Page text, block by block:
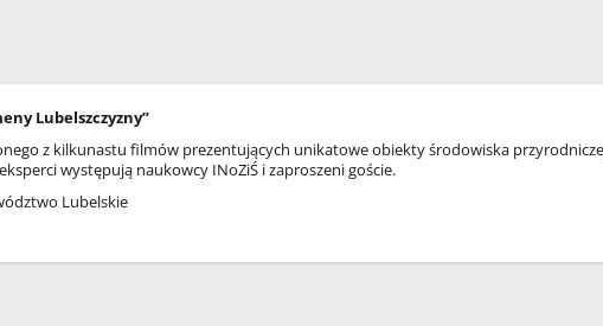
Lubelszczyzny”
z kilkunastu filmów prezentujących unikatowe obiekty środowiska
występują naukowcy INoZiŚ i zaproszeni goście.
Lubelskie